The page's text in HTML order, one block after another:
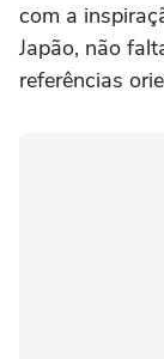
com a
Japão, não
referências